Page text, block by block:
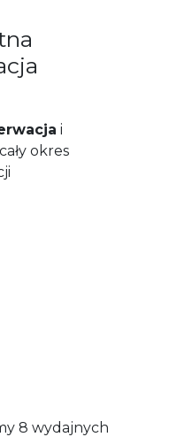
i
okres
8 wydajnych